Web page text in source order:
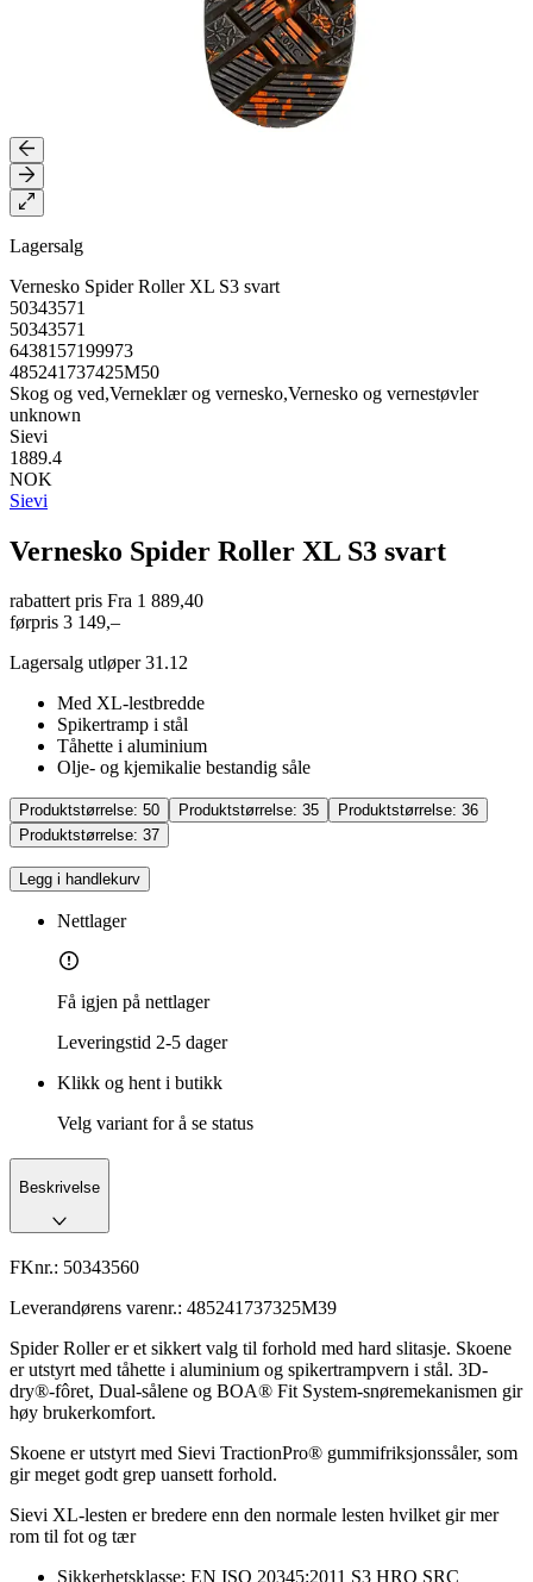
Lagersalg
Vernesko Spider Roller XL S3 svart
50343571
50343571
6438157199973
485241737425M50
Skog og ved,Verneklær og vernesko,Vernesko og vernestøvler
unknown
Sievi
1889.4
NOK
Sievi
Vernesko Spider Roller XL S3 svart
rabattert pris Fra 1 889,40
førpris 3 149,–
Lagersalg utløper 31.12
Med XL-lestbredde
Spikertramp i stål
Tåhette i aluminium
Olje- og kjemikalie bestandig såle
Produktstørrelse: 50 Produktstørrelse: 35 Produktstørrelse: 36
Produktstørrelse: 37
Legg i handlekurv
Nettlager
Få igjen på nettlager
Leveringstid 2-5 dager
Klikk og hent i butikk
Velg variant for å se status
Beskrivelse
FKnr.: 50343560
Leverandørens varenr.: 485241737325M39
Spider Roller er et sikkert valg til forhold med hard slitasje. Skoene
er utstyrt med tåhette i aluminium og spikertrampvern i stål. 3D-
dry®-fôret, Dual-sålene og BOA® Fit System-snøremekanismen gir
høy brukerkomfort.
Skoene er utstyrt med Sievi TractionPro® gummifriksjonssåler, som
gir meget godt grep uansett forhold.
Sievi XL-lesten er bredere enn den normale lesten hvilket gir mer
rom til fot og tær
Sikkerhetsklasse: EN ISO 20345:2011 S3 HRO SRC